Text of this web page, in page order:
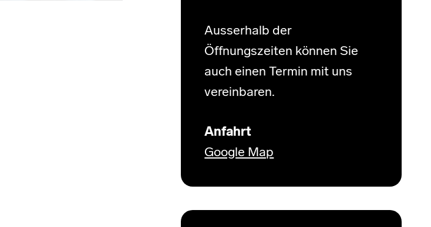
Ausserhalb der
Öffnungszeiten können Sie
auch einen Termin mit uns
vereinbaren.
Anfahrt
Google Map